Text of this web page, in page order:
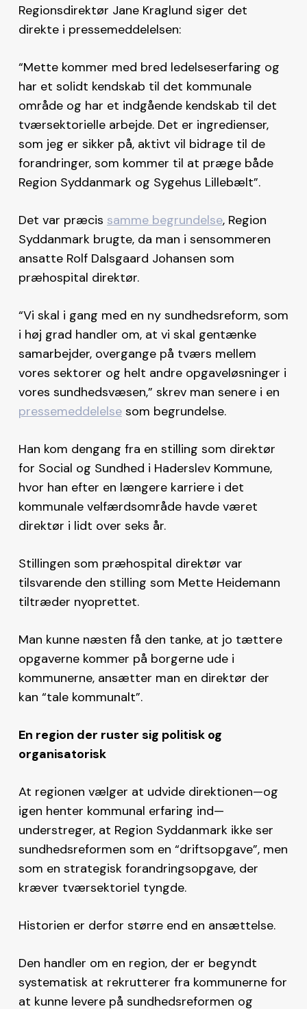
Regionsdirektør Jane Kraglund siger det
direkte i pressemeddelelsen:
“Mette kommer med bred ledelseserfaring og
har et solidt kendskab til det kommunale
område og har et indgående kendskab til det
tværsektorielle arbejde. Det er ingredienser,
som jeg er sikker på, aktivt vil bidrage til de
forandringer, som kommer til at præge både
Region Syddanmark og Sygehus Lillebælt”.
Det var præcis samme begrundelse, Region
Syddanmark brugte, da man i sensommeren
ansatte Rolf Dalsgaard Johansen som
præhospital direktør.
“Vi skal i gang med en ny sundhedsreform, som
i høj grad handler om, at vi skal gentænke
samarbejder, overgange på tværs mellem
vores sektorer og helt andre opgaveløsninger i
vores sundhedsvæsen,” skrev man senere i en
pressemeddelelsesom begrundelse.
Han kom dengang fra en stilling som direktør
for Social og Sundhed i Haderslev Kommune,
hvor han efter en længere karriere i det
kommunale velfærdsområde havde været
direktør i lidt over seks år.
Stillingen som præhospital direktør var
tilsvarende den stilling som Mette Heidemann
tiltræder nyoprettet.
Man kunne næsten få den tanke, at jo tættere
opgaverne kommer på borgerne ude i
kommunerne, ansætter man en direktør der
kan “tale kommunalt”.
En region der ruster sig politisk og
organisatorisk
At regionen vælger at udvide direktionen—og
igen henter kommunal erfaring ind—
understreger, at Region Syddanmark ikke ser
sundhedsreformen som en “driftsopgave”, men
som en strategisk forandringsopgave, der
kræver tværsektoriel tyngde.
Historien er derfor større end en ansættelse.
Den handler om en region, der er begyndt
systematisk at rekrutterer fra kommunerne for
at kunne levere på sundhedsreformen og